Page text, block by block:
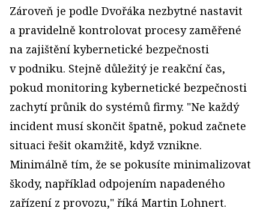
Zároveň je podle Dvořáka nezbytné nastavit
a pravidelně kontrolovat procesy zaměřené
na zajištění kybernetické bezpečnosti
v podniku. Stejně důležitý je reakční čas,
pokud monitoring kybernetické bezpečnosti
zachytí průnik do systémů firmy. "Ne každý
incident musí skončit špatně, pokud začnete
situaci řešit okamžitě, když vznikne.
Minimálně tím, že se pokusíte minimalizovat
škody, například odpojením napadeného
zařízení z provozu," říká Martin Lohnert.